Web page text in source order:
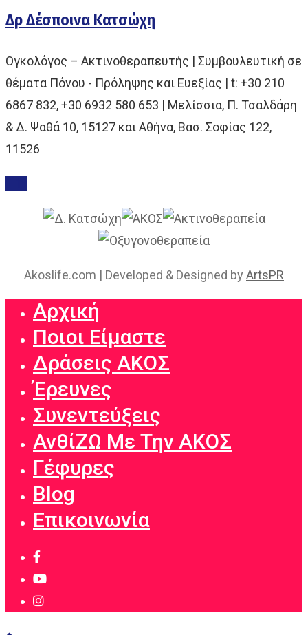
Δρ Δέσποινα Κατσώχη
Ογκολόγος – Ακτινοθεραπευτής | Συμβουλευτική σε
θέματα Πόνου - Πρόληψης και Ευεξίας | t: +30 210
6867 832, +30 6932 580 653 | Μελίσσια, Π. Τσαλδάρη
& Δ. Ψαθά 10, 15127 και Αθήνα, Βασ. Σοφίας 122,
11526
Akoslife.com | Developed & Designed by ArtsPR
Αρχική
Ποιοι Είμαστε
Δράσεις ΑΚΟΣ
Έρευνες
Συνεντεύξεις
ΑνθίΖΩ Με Την ΑΚΟΣ
Γέφυρες
Blog
Επικοινωνία